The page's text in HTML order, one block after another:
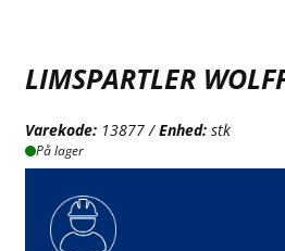
LIMSPARTLER
Varekode: 13877 /Enhed: stk
På lager